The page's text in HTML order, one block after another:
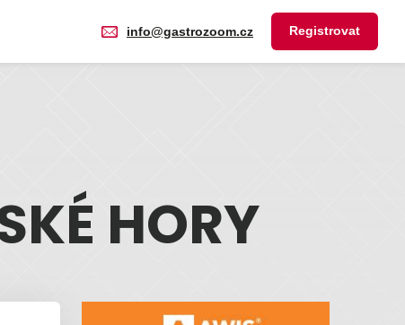
info@gastrozoom.cz Registrovat
HORY